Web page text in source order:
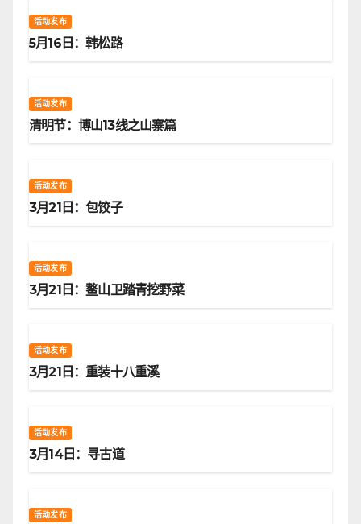
活动发布
5月16日：韩松路
活动发布
清明节：博山13线之山寨篇
活动发布
3月21日：包饺子
活动发布
3月21日：鳌山卫踏青挖野菜
活动发布
3月21日：重装十八重溪
活动发布
3月14日：寻古道
活动发布